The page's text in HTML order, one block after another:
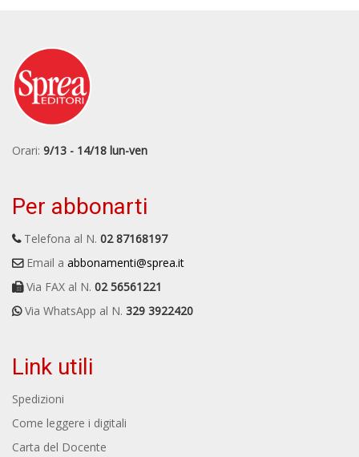
Orari: 9/13 - 14/18 lun-ven
Per abbonarti
Telefona al N. 02 87168197
Email a abbonamenti@sprea.it
Via FAX al N. 02 56561221
Via WhatsApp al N. 329 3922420
Link utili
Spedizioni
Come leggere i digitali
Carta del Docente